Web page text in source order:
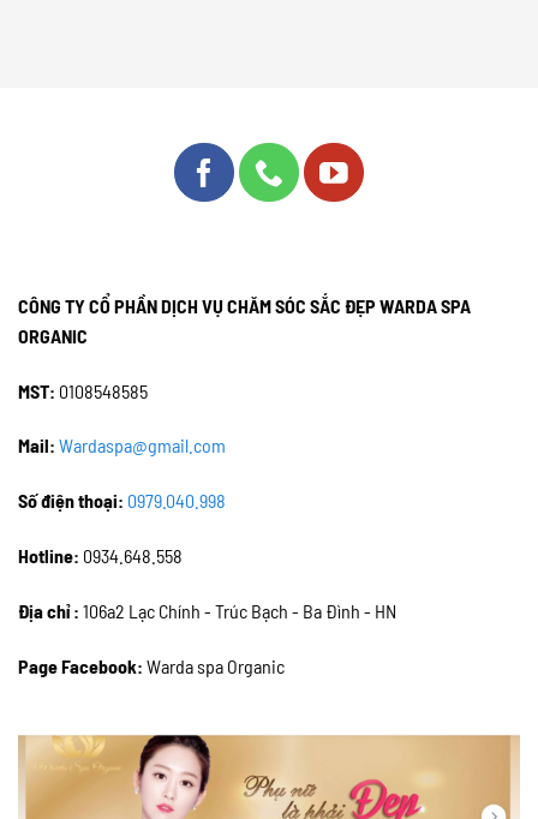
CÔNG TY CỔ PHẦN DỊCH VỤ CHĂM SÓC SẮC ĐẸP WARDA SPA
ORGANIC
MST: 0108548585
Mail: Wardaspa@gmail.com
Số điện thoại: 0979.040.998
Hotline: 0934.648.558
Địa chỉ : 106a2 Lạc Chính - Trúc Bạch - Ba Đình - HN
Page Facebook: Warda spa Organic